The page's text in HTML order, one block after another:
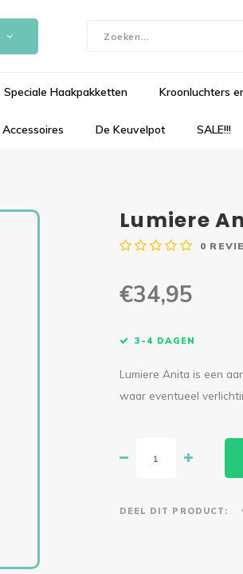
Speciale Haakpakketten Kroonluchters
Accessoires De Keuvelpot SALE!!!
Lumiere
0
€34,95
3-4 DAGEN
Lumiere Anita is een
waar eventueel
DEEL DIT PRODUCT: